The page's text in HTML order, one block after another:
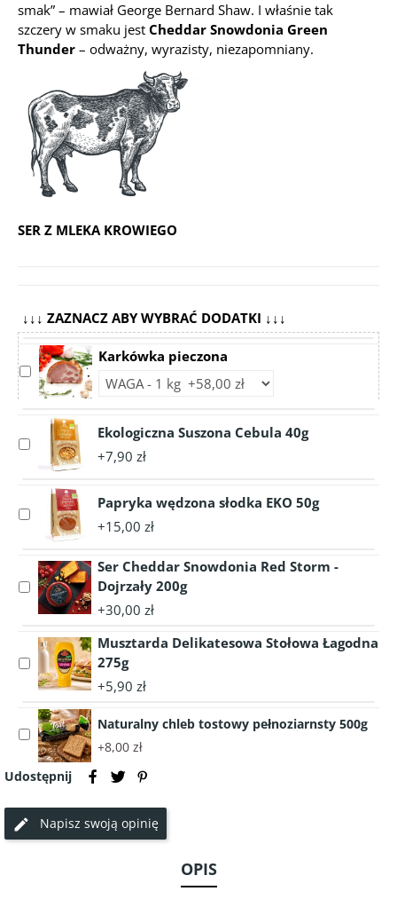
smak” – mawiał George Bernard Shaw. I właśnie tak
szczery w smaku jest Cheddar Snowdonia Green
Thunder – odważny, wyrazisty, niezapomniany.
SER Z MLEKA KROWIEGO
↓↓↓ ZAZNACZ ABY WYBRAĆ DODATKI ↓↓↓
Select
accessory
pieczona
Karkówka pieczona
Choose
Karkówka
pieczona
Select
accessory
Suszona
Cebula
40g
Ekologiczna Suszona Cebula 40g
+7,90 zł
Select
accessory
wędzona
słodka
EKO
Papryka wędzona słodka EKO 50g
+15,00 zł
Select
accessory
Cheddar
Snowdonia
Red
Dojrzały
200g
Ser Cheddar Snowdonia Red Storm -
Dojrzały 200g
+30,00 zł
Select
accessory
Delikatesowa
Stołowa
Łagodna
275g
Musztarda Delikatesowa Stołowa Łagodna
275g
+5,90 zł
Select
accessory
Naturalny
tostowy
pełnoziarnsty
500g
Naturalny chleb tostowy pełnoziarnsty 500g
+8,00 zł
Udostępnij
Napisz swoją opinię
OPIS